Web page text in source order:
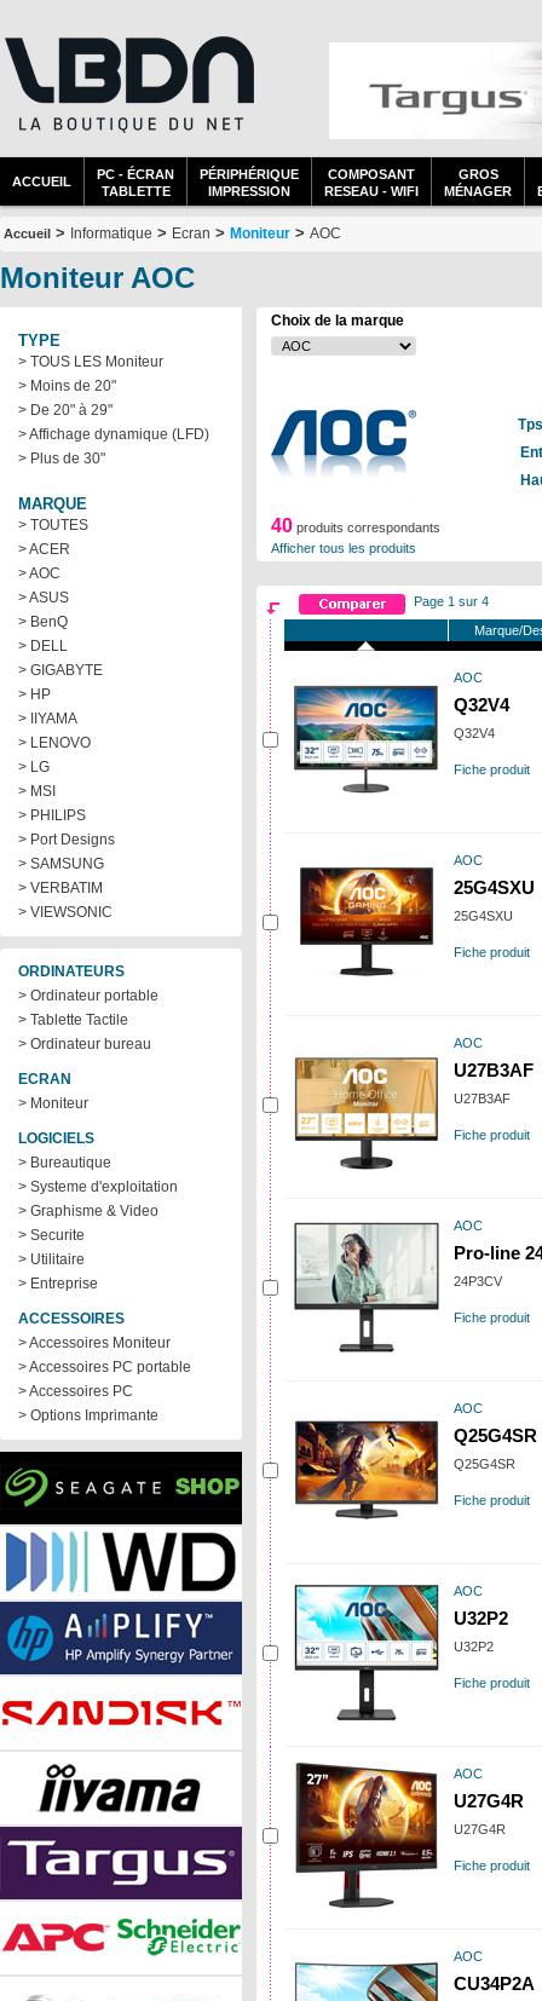
ACCUEIL
PC - ÉCRAN
TABLETTE
PÉRIPHÉRIQUE
IMPRESSION
COMPOSANT
RESEAU - WIFI
GROS
MÉNAGER
Accueil > Informatique > Ecran > Moniteur > AOC
Moniteur AOC
TYPE
> TOUS LES Moniteur
> Moins de 20"
> De 20" à 29"
> Affichage dynamique (LFD)
> Plus de 30"
MARQUE
> TOUTES
> ACER
> AOC
> ASUS
> BenQ
> DELL
> GIGABYTE
> HP
> IIYAMA
> LENOVO
> LG
> MSI
> PHILIPS
> Port Designs
> SAMSUNG
> VERBATIM
> VIEWSONIC
ORDINATEURS
> Ordinateur portable
> Tablette Tactile
> Ordinateur bureau
ECRAN
> Moniteur
LOGICIELS
> Bureautique
> Systeme d'exploitation
> Graphisme & Video
> Securite
> Utilitaire
> Entreprise
ACCESSOIRES
> Accessoires Moniteur
> Accessoires PC portable
> Accessoires PC
> Options Imprimante
Choix de la marque
40 produits correspondants
Afficher tous les produits
Page 1 sur 4
Marque/
AOC
Q32V4
Q32V4
Fiche produit
AOC
25G4SXU
25G4SXU
Fiche produit
AOC
U27B3AF
U27B3AF
Fiche produit
AOC
Pro-line
24P3CV
Fiche produit
AOC
Q25G4SR
Q25G4SR
Fiche produit
AOC
U32P2
U32P2
Fiche produit
AOC
U27G4R
U27G4R
Fiche produit
AOC
CU34P2A